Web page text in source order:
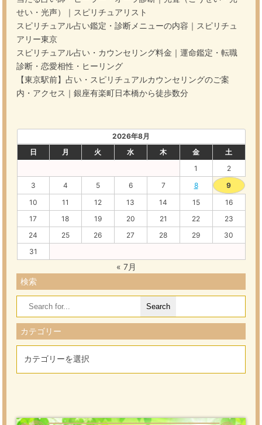
せい・光声）｜スピリチュアリスト
スピリチュアル占い鑑定・診断メニューの内容｜スピリチュ
アリー東京
スピリチュアル占い・カウンセリング料金｜運命鑑定・転職
診断・恋愛相性・ヒーリング
【東京駅前】占い・スピリチュアルカウンセリングのご案
内・アクセス｜銀座有楽町日本橋から徒歩数分
2026年8月
日
月 火 水 木 金
土
1
2
3
4 5 6 7 8
9
10
11 12 13 14 15
16
17
18 19 20 21 22
23
24
25 26 27 28 29
30
31
« 7月
検索
Search
for:
カテゴリー